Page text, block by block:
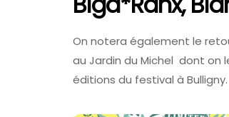
On notera également le
au Jardin du Michel dont on
éditions du festival à Bulligny.